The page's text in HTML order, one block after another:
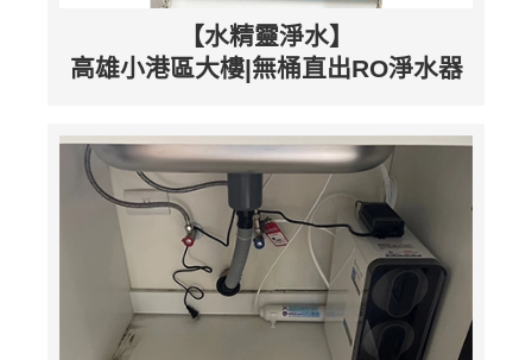
【水精靈淨水】
高雄小港區大樓|無桶直出RO淨水器